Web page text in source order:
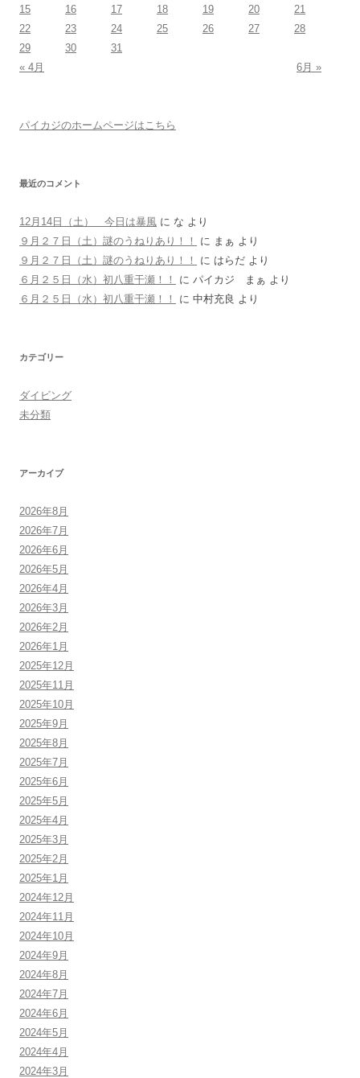
15 16 17 18 19 20
21
22
23 24 25 26 27
28
29
30
31
« 4月
6月 »
パイカジのホームページはこちら
最近のコメント
12月14日（土） 今日は暴風 に な より
９月２７日（土）謎のうねりあり！！
に まぁ より
９月２７日（土）謎のうねりあり！！
に はらだ より
６月２５日（水）初八重干瀬！！
に パイカジ まぁ より
６月２５日（水）初八重干瀬！！
に 中村充良 より
カテゴリー
ダイビング
未分類
アーカイブ
2026年8月
2026年7月
2026年6月
2026年5月
2026年4月
2026年3月
2026年2月
2026年1月
2025年12月
2025年11月
2025年10月
2025年9月
2025年8月
2025年7月
2025年6月
2025年5月
2025年4月
2025年3月
2025年2月
2025年1月
2024年12月
2024年11月
2024年10月
2024年9月
2024年8月
2024年7月
2024年6月
2024年5月
2024年4月
2024年3月